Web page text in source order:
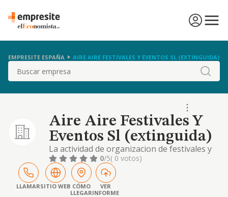
EMPRESITE ESPAÑA AIRE AIRE FESTIVALES Y EVENTOS SL (EXTINGUIDA)
Buscar
Aire Aire Festivales Y
Eventos Sl (extinguida)
La actividad de organizacion de festivales y
celebracion de eventos
0/5( 0 votos)
LLAMARSITIO WEB CÓMO
LLEGAR
VER
INFORME